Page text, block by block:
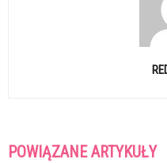
POWIĄZANE ARTYKUŁY